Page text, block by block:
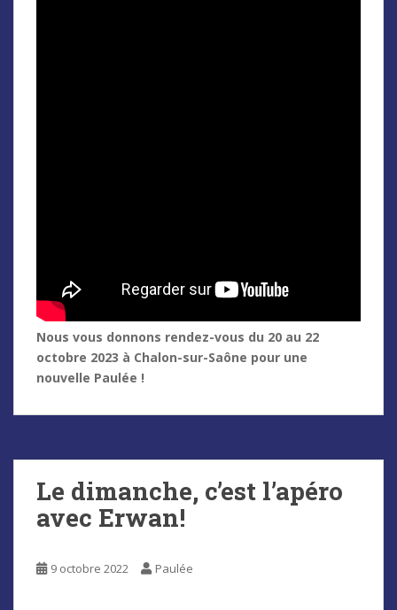
Nous vous donnons rendez-vous du 20 au 22
octobre 2023 à Chalon-sur-Saône pour une
nouvelle Paulée !
Le dimanche, c’est l’apéro
avec Erwan!
9 octobre 2022 Paulée